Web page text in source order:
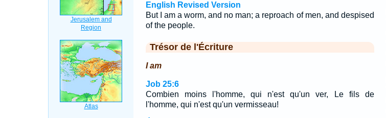
English Revised Version
But I am a worm, and no man; a reproach of men, and despised
of the people.
Trésor de l'Écriture
I am
Job 25:6
Combien moins l'homme, qui n'est qu'un ver, Le fils de
l'homme, qui n'est qu'un vermisseau!